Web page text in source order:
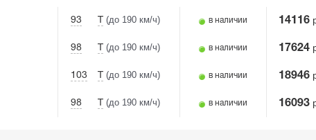
93 T (до 190 км/ч) в наличии 14116
98 T (до 190 км/ч) в наличии 17624
103 T (до 190 км/ч) в наличии 18946
98 T (до 190 км/ч) в наличии 16093